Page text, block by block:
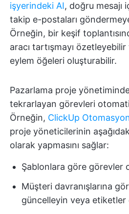
işyerindeki AI, doğru mesajı
takip e-postaları
Örneğin, bir keşif
aracı tartışmayı
eylem öğeleri oluşturabilir.
Pazarlama proje
tekrarlayan görevleri
Örneğin, ClickUp
proje yöneticilerinin
olarak yapmasını sağlar:
Şablonlara göre görevler
Müşteri davranışlarına
güncelleyin veya etiketler